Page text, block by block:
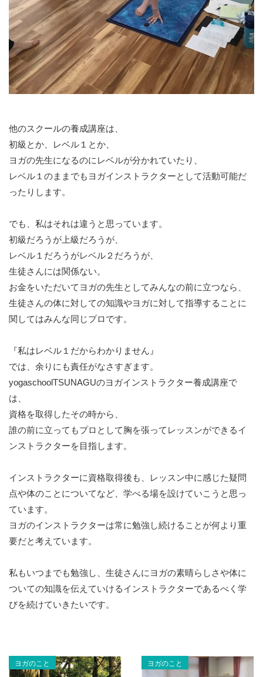
他のスクールの養成講座は、
初級とか、レベル１とか、
ヨガの先生になるのにレベルが分かれていたり、
レベル１のままでもヨガインストラクターとして活動可能だ
ったりします。
でも、私はそれは違うと思っています。
初級だろうが上級だろうが、
レベル１だろうがレベル２だろうが、
生徒さんには関係ない。
お金をいただいてヨガの先生としてみんなの前に立つなら、
生徒さんの体に対しての知識やヨガに対して指導することに
関してはみんな同じプロです。
『私はレベル１だからわかりません』
では、余りにも責任がなさすぎます。
yogaschoolTSUNAGUのヨガインストラクター養成講座で
は、
資格を取得したその時から、
誰の前に立ってもプロとして胸を張ってレッスンができるイ
ンストラクターを目指します。
インストラクターに資格取得後も、レッスン中に感じた疑問
点や体のことについてなど、学べる場を設けていこうと思っ
ています。
ヨガのインストラクターは常に勉強し続けることが何より重
要だと考えています。
私もいつまでも勉強し、生徒さんにヨガの素晴らしさや体に
ついての知識を伝えていけるインストラクターであるべく学
びを続けていきたいです。
ヨガのこと ヨガのこと